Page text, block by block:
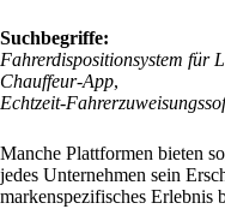
Suchbegriffe:
Fahrerdispositionsystem für
Chauffeur-App,
Echtzeit-
Manche Plattformen bieten
jedes Unternehmen sein
markenspezifisches Erlebnis